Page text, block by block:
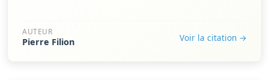
AUTEUR
Pierre Filion Voir la citation →